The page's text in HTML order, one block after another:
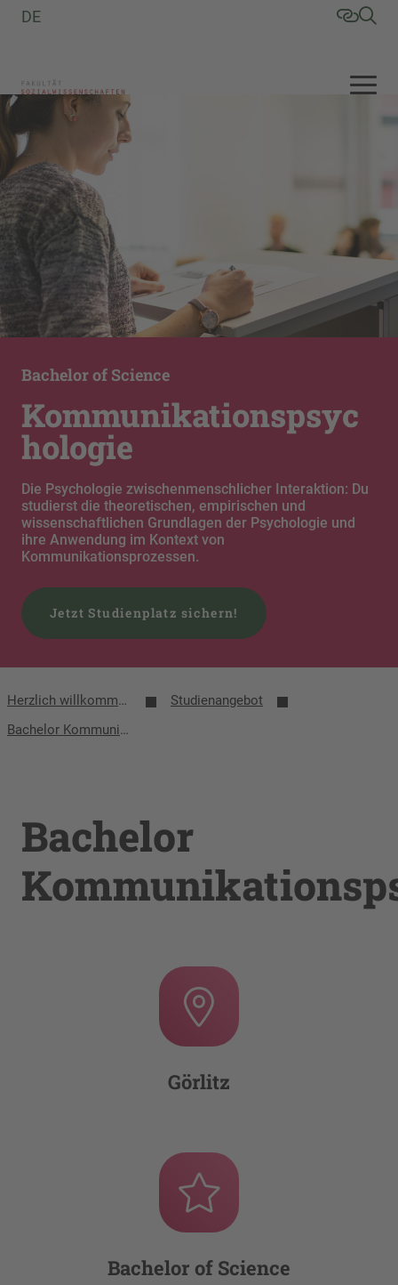
DE
Bachelor of Science
Kommunikationspsyc
hologie
Die Psychologie zwischenmenschlicher Interaktion: Du
studierst die theoretischen, empirischen und
wissenschaftlichen Grundlagen der Psychologie und
ihre Anwendung im Kontext von
Kommunikationsprozessen.
Jetzt Studienplatz sichern!
Herzlich willkommen an der Fakultät Sozialwissenschaften
Studienangebot
Bachelor Kommunikations­psychologie
Bachelor
Görlitz
Bachelor of Science